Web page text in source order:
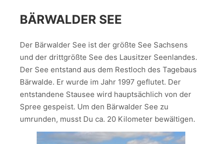
BÄRWALDER SEE
Der Bärwalder See ist der größte See Sachsens
und der drittgrößte See des Lausitzer Seenlandes.
Der See entstand aus dem Restloch des Tagebaus
Bärwalde. Er wurde im Jahr 1997 geflutet. Der
entstandene Stausee wird hauptsächlich von der
Spree gespeist. Um den Bärwalder See zu
umrunden, musst Du ca. 20 Kilometer bewältigen.